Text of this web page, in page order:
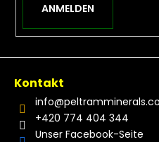
ANMELDEN
Kontakt
info@
+420 774 404 344
Unser Facebook-Seite